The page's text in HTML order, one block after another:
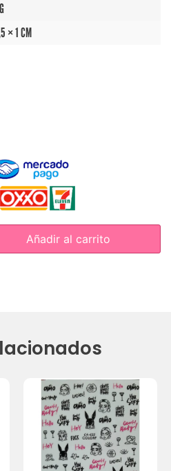
× 1 CM
Añadir al carrito